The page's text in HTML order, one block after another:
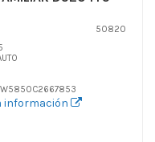
50820
información